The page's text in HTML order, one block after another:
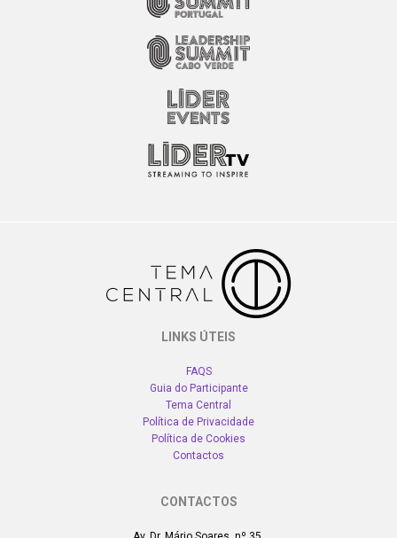
LINKS ÚTEIS
FAQS
Guia do Participante
Tema Central
Política de Privacidade
Política de Cookies
Contactos
CONTACTOS